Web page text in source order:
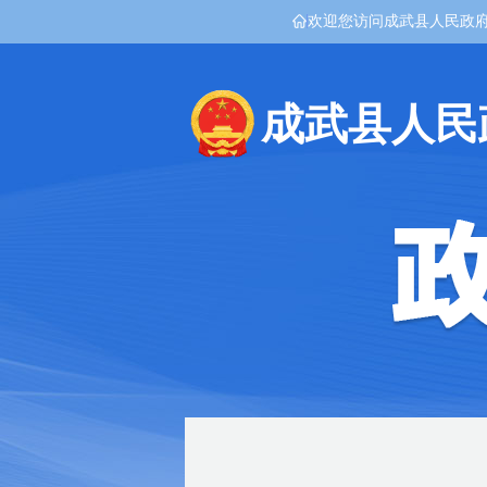
欢迎您访问成武县人民政
成武县人